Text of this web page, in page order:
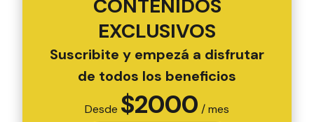
CONTENIDOS
EXCLUSIVOS
Suscribite y empezá a disfrutar
de todos los beneficios
Desde $2000 / mes